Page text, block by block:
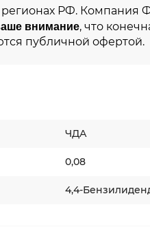
РФ. Компания
внимание, что
публичной офертой.
ЧДА
0,08
4,4-